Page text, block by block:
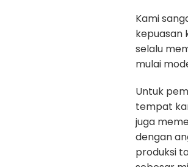
Kami
kepuasan
selalu
mulai
Untuk
tempat
juga
dengan
produksi